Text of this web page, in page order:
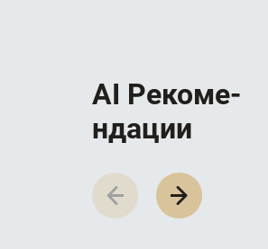
AI Р­е­к­о­м­е­
н­д­а­ц­и­и